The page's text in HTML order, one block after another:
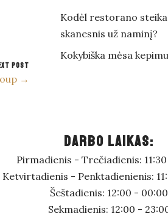
POST
→
Kodėl restorano
skanesnis už naminį?
Kokybiška mėsa
DARBO LAIKAS:
Pirmadienis - Trečiadienis:
Ketvirtadienis - Penktadienienis:
Šeštadienis: 12:00 - 00:00
Sekmadienis: 12:00 -